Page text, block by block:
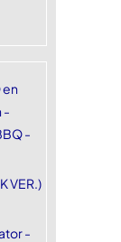
-
-
VER.)
-